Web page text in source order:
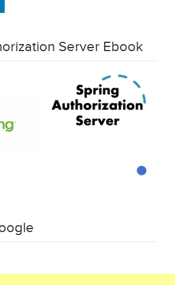
Server Ebook